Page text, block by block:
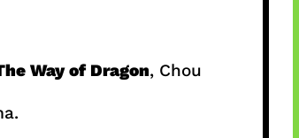
Way of Dragon, Chou